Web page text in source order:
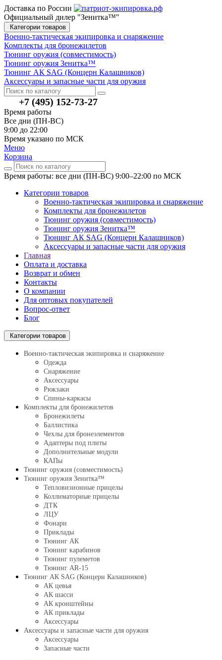
Доставка по России
Официальный дилер "Зенитка™"
Категории товаров
Военно-тактическая экипировка и снаряжение
Комплекты для бронежилетов
Тюнинг оружия (совместимость)
Тюнинг оружия Зенитка™
Тюнинг АК SAG (Концерн Калашников)
Аксессуары и запасные части для оружия
+7 (495) 152-73-27
Время работы
Все дни (ПН-ВС)
9:00 до 22:00
Время указано по МСК
Меню
Корзина
Время работы: все дни (ПН-ВС) 9:00–22:00 по МСК
Категории товаров
Военно-тактическая экипировка и снаряжение
Комплекты для бронежилетов
Тюнинг оружия (совместимость)
Тюнинг оружия Зенитка™
Тюнинг АК SAG (Концерн Калашников)
Аксессуары и запасные части для оружия
Главная
Оплата и доставка
Возврат и обмен
Контакты
О компании
Для оптовых покупателей
Вопрос-ответ
Блог
Категории товаров
Военно-тактическая экипировка и снаряжение
Одежда
Снаряжение
Аксессуары
Рюкзаки
Спины-каркасы
Комплекты для бронежилетов
Бронежилеты
Баллистика
Чехлы для бронеэлементов
Адаптеры под плиты
Дополнительные модули
КАПы
Тюнинг оружия (совместимость)
Тюнинг оружия Зенитка™
Тепловизионные прицелы
Коллиматорные прицелы
ДТК
ЛЦУ
Фонари
Приклады
Тюнинг АК
Тюнинг карабинов
Тюнинг пулеметов
Тюнинг AR-15
Тюнинг АК SAG (Концерн Калашников)
АК цевья
АК шасси
АК кронштейны
АК приклады
Аксессуары
Аксессуары и запасные части для оружия
Аксессуары
Запасные части